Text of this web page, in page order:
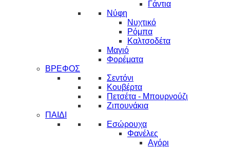
Γάντια
Νύφη
Νυχτικό
Ρόμπα
Καλτσοδέτα
Μαγιό
Φορέματα
ΒΡΕΦΟΣ
Σεντόνι
Κουβέρτα
Πετσέτα - Μπουρνούζι
Ζιπουνάκια
ΠΑΙΔΙ
Εσώρουχα
Φανέλες
Αγόρι